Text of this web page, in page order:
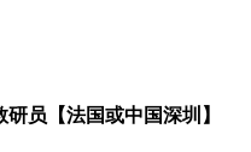
员【法国或中国深圳】